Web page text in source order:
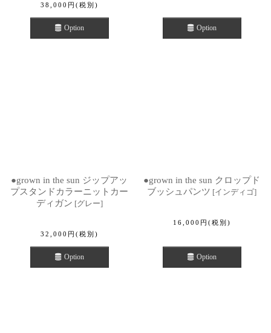
38,000 円 (税別)
Option Option
●grown in the sun ジップアッ
プスタンドカラーニットカー
ディガン [グレー]
32,000 円 (税別)
Option
●grown in the sun クロップド
ブッシュパンツ [インディゴ]
16,000 円 (税別)
Option